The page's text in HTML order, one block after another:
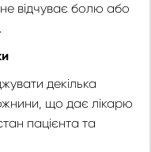
не відчуває болю або
декілька
що дає лікарю
пацієнта та